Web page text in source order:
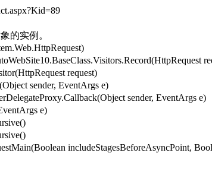
的实例。
request)
sender, EventArgs e)
sender, EventArgs e)
e)
includeStagesBeforeAsyncPoint,